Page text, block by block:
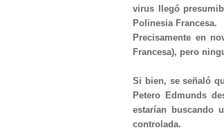
virus llegó
Polinesia Francesa.
Precisamente en
Francesa), pero
Si bien, se señaló
Petero Edmunds
estarían buscando
controlada.